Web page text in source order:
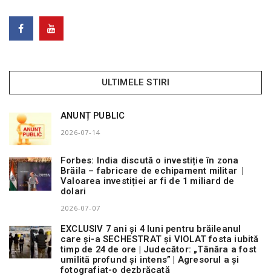
ULTIMELE STIRI
ANUNȚ PUBLIC
2026-07-14
Forbes: India discută o investiție în zona
Brăila – fabricare de echipament militar |
Valoarea investiției ar fi de 1 miliard de
dolari
2026-07-07
EXCLUSIV 7 ani și 4 luni pentru brăileanul
care și-a SECHESTRAT și VIOLAT fosta iubită
timp de 24 de ore | Judecător: „Tânăra a fost
umilită profund și intens” | Agresorul a și
fotografiat-o dezbrăcată